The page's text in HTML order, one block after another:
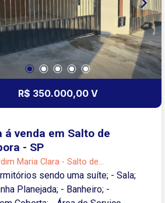
R$ 350.000,00 V
á venda em Salto de
- SP
Maria Clara - Salto de
SP
sendo uma suíte; - Sala;
- Banheiro; -